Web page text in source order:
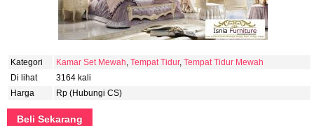
Kategori Kamar Set Mewah, Tempat Tidur, Tempat Tidur Mewah
Di lihat
3164 kali
Harga
Rp (Hubungi CS)
Beli Sekarang